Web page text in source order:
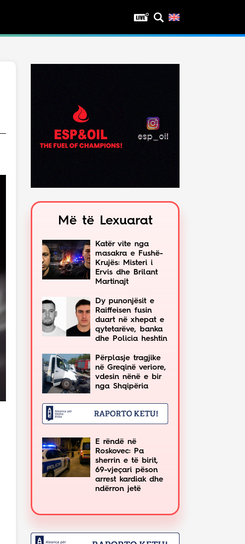
Më të Lexuarat
Katër vite nga
masakra e Fushë-
Krujës: Misteri i
Ervis dhe Brilant
Martinajt
Dy punonjësit e
Raiffeisen fusin
duart në xhepat e
qytetarëve, banka
dhe Policia heshtin
Përplasje tragjike
në Greqinë veriore,
vdesin nënë e bir
nga Shqipëria
E rëndë në
Roskovec: Pa
sherrin e të birit,
69-vjeçari pëson
arrest kardiak dhe
ndërron jetë